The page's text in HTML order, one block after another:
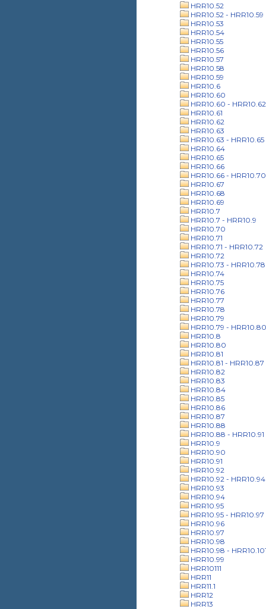
HRR10.52
HRR10.52 - HRR10.59
HRR10.53
HRR10.54
HRR10.55
HRR10.56
HRR10.57
HRR10.58
HRR10.59
HRR10.6
HRR10.60
HRR10.60 - HRR10.62
HRR10.61
HRR10.62
HRR10.63
HRR10.63 - HRR10.65
HRR10.64
HRR10.65
HRR10.66
HRR10.66 - HRR10.70
HRR10.67
HRR10.68
HRR10.69
HRR10.7
HRR10.7 - HRR10.9
HRR10.70
HRR10.71
HRR10.71 - HRR10.72
HRR10.72
HRR10.73 - HRR10.78
HRR10.74
HRR10.75
HRR10.76
HRR10.77
HRR10.78
HRR10.79
HRR10.79 - HRR10.80
HRR10.8
HRR10.80
HRR10.81
HRR10.81 - HRR10.87
HRR10.82
HRR10.83
HRR10.84
HRR10.85
HRR10.86
HRR10.87
HRR10.88
HRR10.88 - HRR10.91
HRR10.9
HRR10.90
HRR10.91
HRR10.92
HRR10.92 - HRR10.94
HRR10.93
HRR10.94
HRR10.95
HRR10.95 - HRR10.97
HRR10.96
HRR10.97
HRR10.98
HRR10.98 -
HRR10.99
HRR10111
HRR11
HRR11.1
HRR12
HRR13